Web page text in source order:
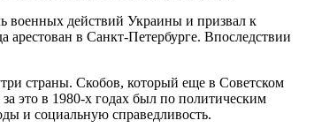
военных действий Украины и призвал к
в Санкт-Петербурге. Впоследствии
страны. Скобов, который еще в Советском
это в 1980-х годах был по политическим
и социальную справедливость.